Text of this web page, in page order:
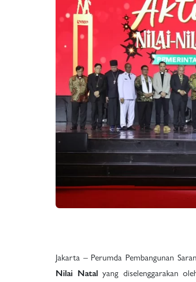
Jakarta – Perumda Pembangunan
Nilai Natalyang diselenggarakan